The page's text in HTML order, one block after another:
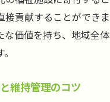
接貢献することができ
な価値を持ち、地域全
維持管理のコツ